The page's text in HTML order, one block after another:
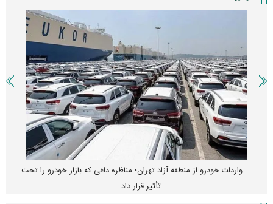
واردات خودرو از منطقه آزاد تهران؛ مناظره داغی که بازار خودرو را تحت
تأثیر قرار داد